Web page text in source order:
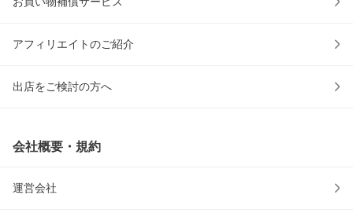
アフィリエイトのご紹介
出店をご検討の方へ
会社概要・規約
運営会社